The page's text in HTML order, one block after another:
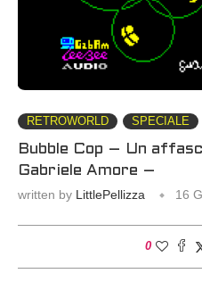
RETROWORLD SPECIALE
Bubble Cop – Un
Gabriele Amore –
written by LittlePellizza 16
0